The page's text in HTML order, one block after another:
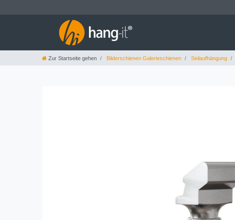
Zur Startseite gehen Bilderschienen Galerieschienen Seilaufhängung